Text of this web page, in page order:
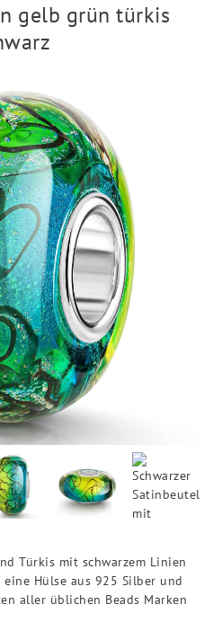
gelb grün türkis
Türkis mit schwarzem Linien
Hülse aus 925 Silber und
aller üblichen Beads Marken